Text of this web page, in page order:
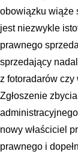
obowiązku wiąże
jest niezwykle
prawnego
sprzedający
z fotoradarów czy
Zgłoszenie
nowy właściciel
prawnego i